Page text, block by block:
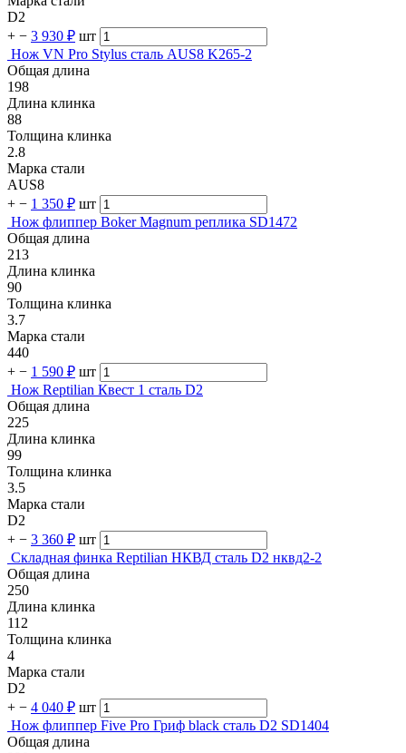
D2
+ − 3 930 ₽ шт
Нож VN Pro Stylus сталь AUS8 K265-2
Общая длина
198
Длина клинка
88
Толщина клинка
2.8
Марка стали
AUS8
+ − 1 350 ₽ шт
Нож флиппер Boker Magnum реплика SD1472
Общая длина
213
Длина клинка
90
Толщина клинка
3.7
Марка стали
440
+ − 1 590 ₽ шт
Нож Reptilian Квест 1 сталь D2
Общая длина
225
Длина клинка
99
Толщина клинка
3.5
Марка стали
D2
+ − 3 360 ₽ шт
Складная финка Reptilian НКВД сталь D2 нквд2-2
Общая длина
250
Длина клинка
112
Толщина клинка
4
Марка стали
D2
+ − 4 040 ₽ шт
Нож флиппер Five Pro Гриф black сталь D2 SD1404
Общая длина